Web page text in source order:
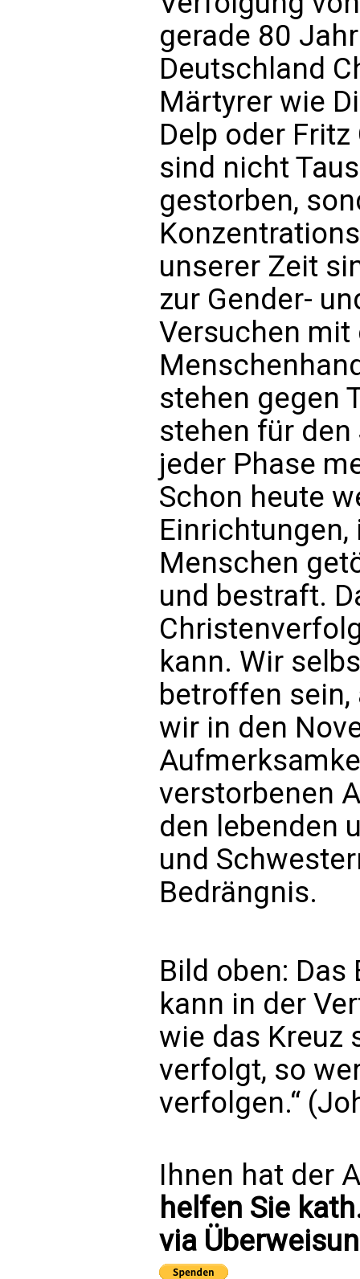
gerade 80
Deutschland
Märtyrer wie
Delp oder
sind nicht
gestorben,
unserer Zeit
zur Gender-
Versuchen
stehen gegen
stehen für den
jeder Phase
Schon heute
Menschen
und bestraft.
kann. Wir
betroffen
wir in den
verstorbenen
den lebenden
und
Bedrängnis.
Bild oben:
kann in der
wie das Kreuz
verfolgt, so
verfolgen.“
Ihnen hat der
helfen Sie
via